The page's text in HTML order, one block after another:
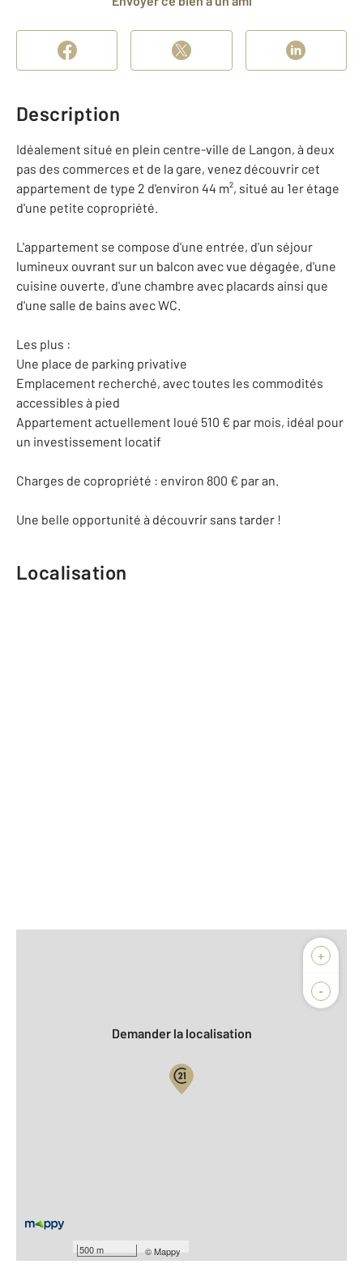
Description
Idéalement situé en plein centre-ville de Langon, à deux
pas des commerces et de la gare, venez découvrir cet
appartement de type 2 d'environ 44 m², situé au 1er étage
d'une petite copropriété.
L'appartement se compose d'une entrée, d'un séjour
lumineux ouvrant sur un balcon avec vue dégagée, d'une
cuisine ouverte, d'une chambre avec placards ainsi que
d'une salle de bains avec WC.
Les plus :
Une place de parking privative
Emplacement recherché, avec toutes les commodités
accessibles à pied
Appartement actuellement loué 510 € par mois, idéal pour
un investissement locatif
Charges de copropriété : environ 800 € par an.
Une belle opportunité à découvrir sans tarder !
Localisation
+
-
500 m ©Mappy
Biens vendus
Demander la localisation
Année construction : 2007